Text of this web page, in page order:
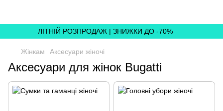
ЛІТНІЙ РОЗПРОДАЖ | ЗНИЖКИ ДО -70%
Жінкам Аксесуари жіночі
Аксесуари для жінок Bugatti